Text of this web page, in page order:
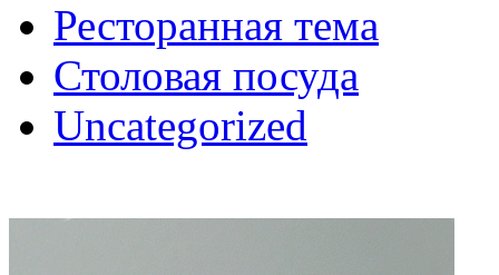
Ресторанная тема
Столовая посуда
Uncategorized